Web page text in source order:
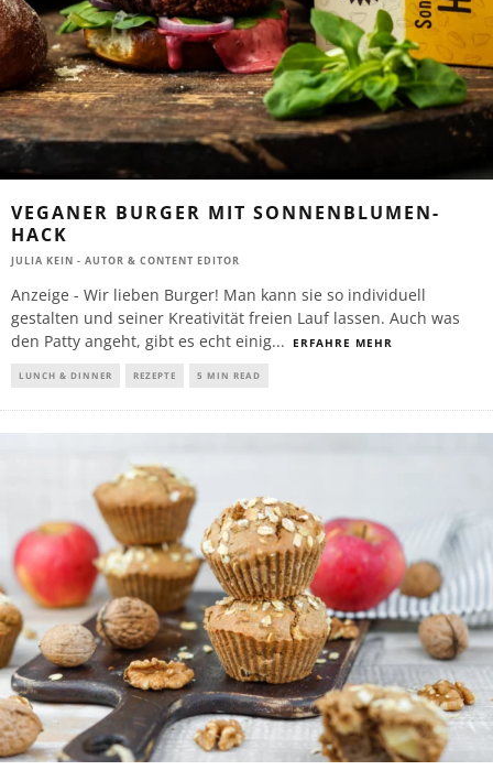
VEGANER BURGER MIT SONNENBLUMEN-
HACK
JULIA KEIN - AUTOR & CONTENT EDITOR
Anzeige - Wir lieben Burger! Man kann sie so individuell
gestalten und seiner Kreativität freien Lauf lassen. Auch was
den Patty angeht, gibt es echt einig... ERFAHRE MEHR
LUNCH & DINNER REZEPTE 5 MIN READ